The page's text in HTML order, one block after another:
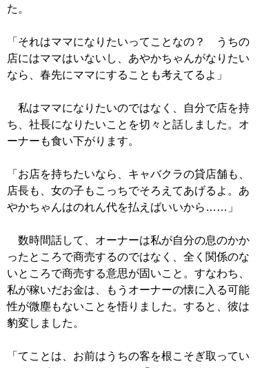
た。
「それはママになりたいってことなの？ うちの
店にはママはいないし、あやかちゃんがなりたい
なら、春先にママにすることも考えてるよ」
私はママになりたいのではなく、自分で店を持
ち、社長になりたいことを切々と話しました。オ
ーナーも食い下がります。
「お店を持ちたいなら、キャバクラの貸店舗も、
店長も、女の子もこっちでそろえてあげるよ。あ
やかちゃんはのれん代を払えばいいから……」
数時間話して、オーナーは私が自分の息のかか
ったところで商売するのではなく、全く関係のな
いところで商売する意思が固いこと。すなわち、
私が稼いだお金は、もうオーナーの懐に入る可能
性が微塵もないことを悟りました。すると、彼は
豹変しました。
「てことは、お前はうちの客を根こそぎ取ってい